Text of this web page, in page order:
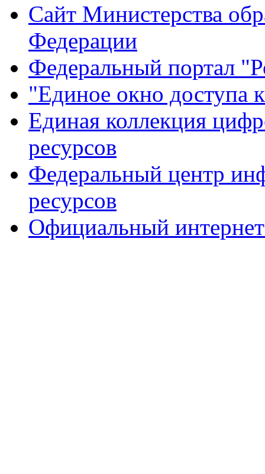
Сайт Министерства
Федерации
Федеральный портал
"Единое окно доступа
Единая коллекция
ресурсов
Федеральный центр
ресурсов
Официальный